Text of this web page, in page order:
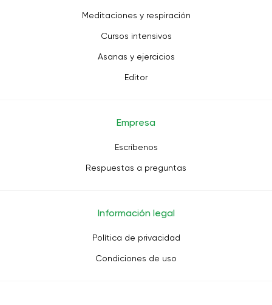
Meditaciones y respiración
Cursos intensivos
Asanas y ejercicios
Editor
Empresa
Escríbenos
Respuestas a preguntas
Información legal
Política de privacidad
Condiciones de uso